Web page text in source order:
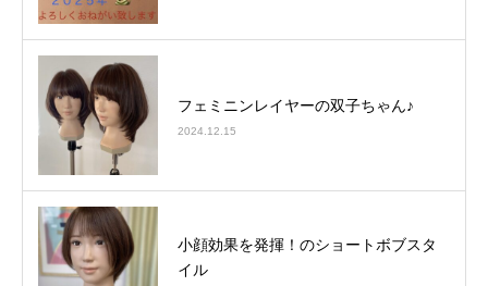
フェミニンレイヤーの双子ちゃん♪
2024.12.15
小顔効果を発揮！のショートボブスタ
イル